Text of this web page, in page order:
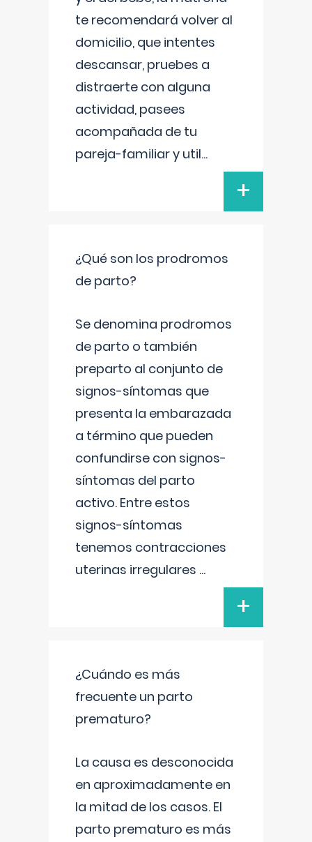
te recomendará volver al
domicilio, que intentes
descansar, pruebes a
distraerte con alguna
actividad, pasees
acompañada de tu
pareja-familiar y util...
+
¿Qué son los prodromos
de parto?
Se denomina prodromos
de parto o también
preparto al conjunto de
signos-síntomas que
presenta la embarazada
a término que pueden
confundirse con signos-
síntomas del parto
activo. Entre estos
signos-síntomas
tenemos contracciones
uterinas irregulares ...
+
¿Cuándo es más
frecuente un parto
prematuro?
La causa es desconocida
en aproximadamente en
la mitad de los casos. El
parto prematuro es más